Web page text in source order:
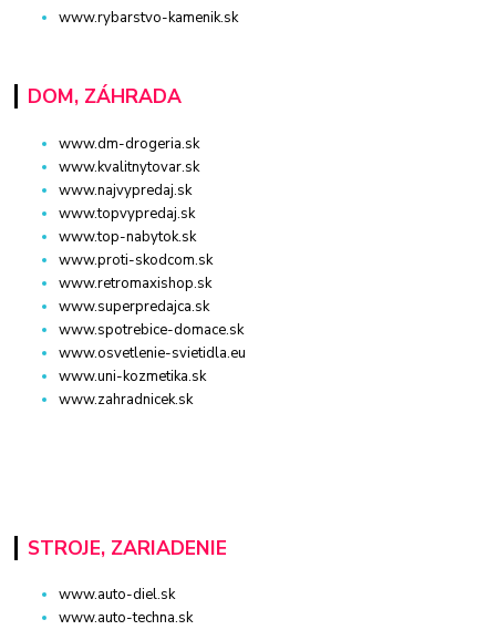
www.rybarstvo-kamenik.sk
DOM, ZÁHRADA
www.dm-drogeria.sk
www.kvalitnytovar.sk
www.najvypredaj.sk
www.topvypredaj.sk
www.top-nabytok.sk
www.proti-skodcom.sk
www.retromaxishop.sk
www.superpredajca.sk
www.spotrebice-domace.sk
www.osvetlenie-svietidla.eu
www.uni-kozmetika.sk
www.zahradnicek.sk
STROJE, ZARIADENIE
www.auto-diel.sk
www.auto-techna.sk